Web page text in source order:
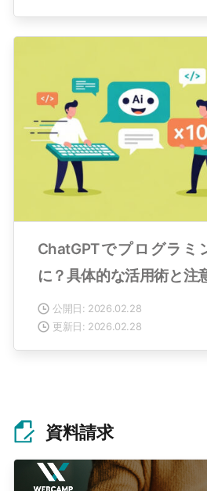
ChatGPTでプログラミ
に？具体的な活用術と注
公開日: 2026.02.28
更新日: 2026.02.28
資料請求